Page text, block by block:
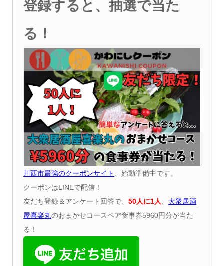
登録すると、抽選で当た
る！
川西市最強のクーポンサイト
、始動準備中です。
クーポンはLINEで配信！
友だち登録＆アンケート回答で、 50人に1人
大衆居酒
屋喜楽丸のおまかせコースペア食事券5960円分が当た
る！